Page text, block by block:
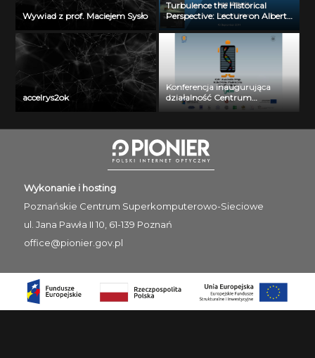
Wywiad z prof. Maciejem Sysło
Turbulence the Historical
Perspective: Lecture on Albert
Alan Townsend by Ivan
Marusic (16.09.2011)
accelrys2ok
Konferencja inaugurująca
działalność Centrum
Wielkoskalowego Modelowania
Biomedycznych: dr Alessandro
Curion
Wykonanie i hosting
Poznańskie Centrum Superkomputerowo-Sieciowe
ul. Jana Pawła II 10, 61-139 Poznań
office@pionier.gov.pl